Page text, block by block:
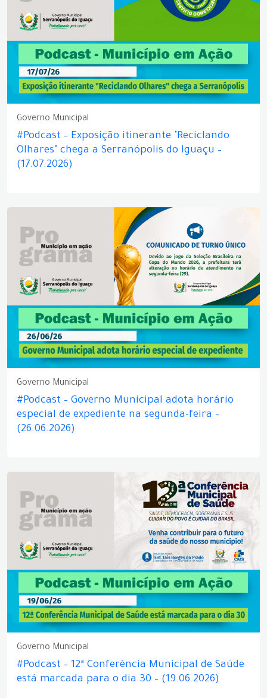
Governo Municipal
#Podcast – Exposição itinerante "Reciclando
Olhares" chega a Serranópolis do Iguaçu –
(17.07.2026)
Governo Municipal
#Podcast – Governo Municipal adota horário
especial de expediente na segunda-feira –
(26.06.2026)
Governo Municipal
#Podcast – 12ª Conferência Municipal de Saúde
está marcada para o dia 30 – (19.06.2026)